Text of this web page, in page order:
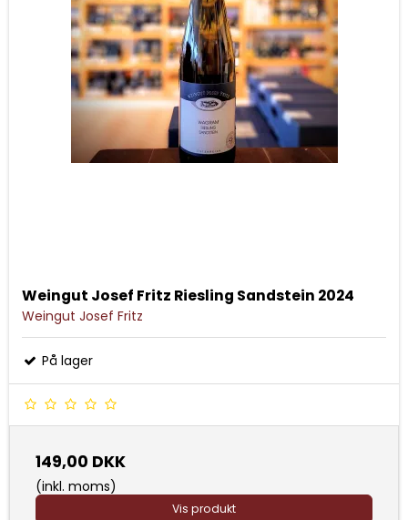
Weingut Josef Fritz Riesling Sandstein 2024
Weingut Josef Fritz
På lager
149,00 DKK
(inkl. moms)
Vis produkt